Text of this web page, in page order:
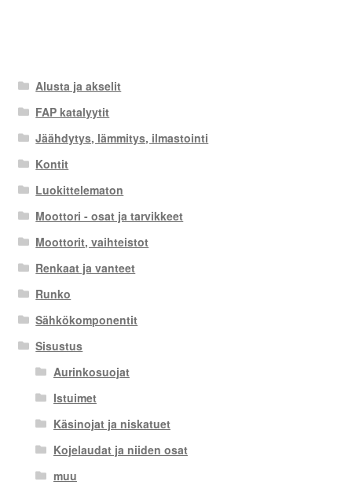
Alusta ja akselit
FAP katalyytit
Jäähdytys, lämmitys, ilmastointi
Kontit
Luokittelematon
Moottori - osat ja tarvikkeet
Moottorit, vaihteistot
Renkaat ja vanteet
Runko
Sähkökomponentit
Sisustus
Aurinkosuojat
Istuimet
Käsinojat ja niskatuet
Kojelaudat ja niiden osat
muu